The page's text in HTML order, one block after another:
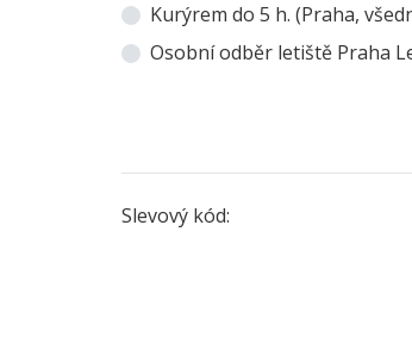
Kurýrem do 5 h. (Praha,
Osobní odběr letiště Praha
Slevový kód: